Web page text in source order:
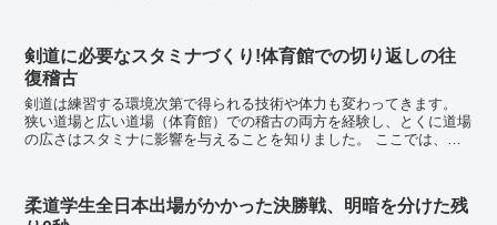
剣道に必要なスタミナづくり!体育館での切り返しの往
復稽古
剣道は練習する環境次第で得られる技術や体力も変わってきます。
狭い道場と広い道場（体育館）での稽古の両方を経験し、とくに道場
の広さはスタミナに影響を与えることを知りました。 ここでは、道
柔道学生全日本出場がかかった決勝戦、明暗を分けた残